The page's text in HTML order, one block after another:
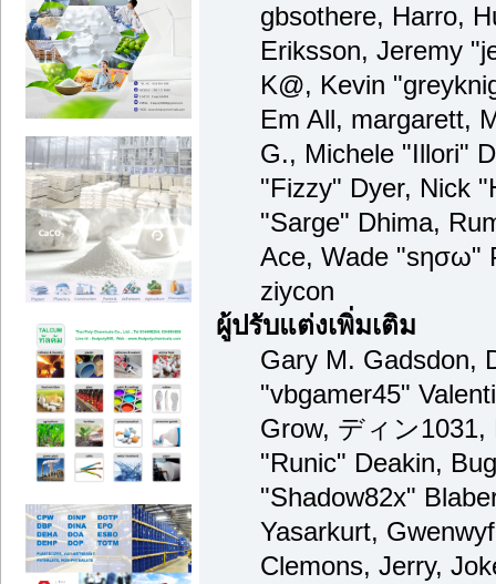
gbsothere, Harro,
Eriksson, Jeremy
K@, Kevin
Em All, margarett,
G., Michele "Illori"
"Fizzy" Dyer, Nick
"Sarge" Dhima,
Ace, Wade "sησω"
ziycon
ผู้ปรับแต่งเพิ่มเติม
Gary M. Gadsdon,
"vbgamer45"
Grow, ディン1031,
"Runic" Deakin,
"Shadow82x"
Yasarkurt,
Clemons, Jerry,